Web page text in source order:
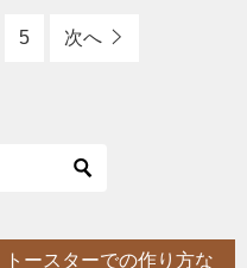
5 次へ
ースターでの作り方な